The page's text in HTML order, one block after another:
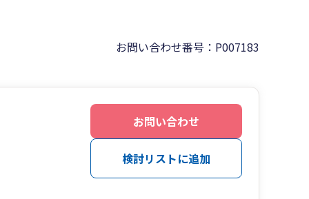
お問い合わせ番号：P007183
お問い合わせ
検討リストに追加